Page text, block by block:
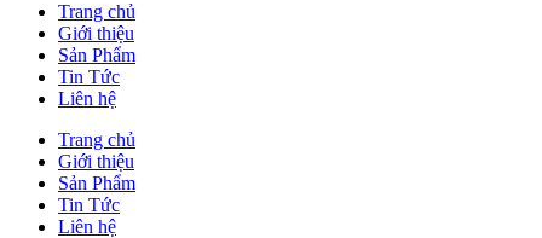
Trang chủ
Giới thiệu
Sản Phẩm
Tin Tức
Liên hệ
Trang chủ
Giới thiệu
Sản Phẩm
Tin Tức
Liên hệ